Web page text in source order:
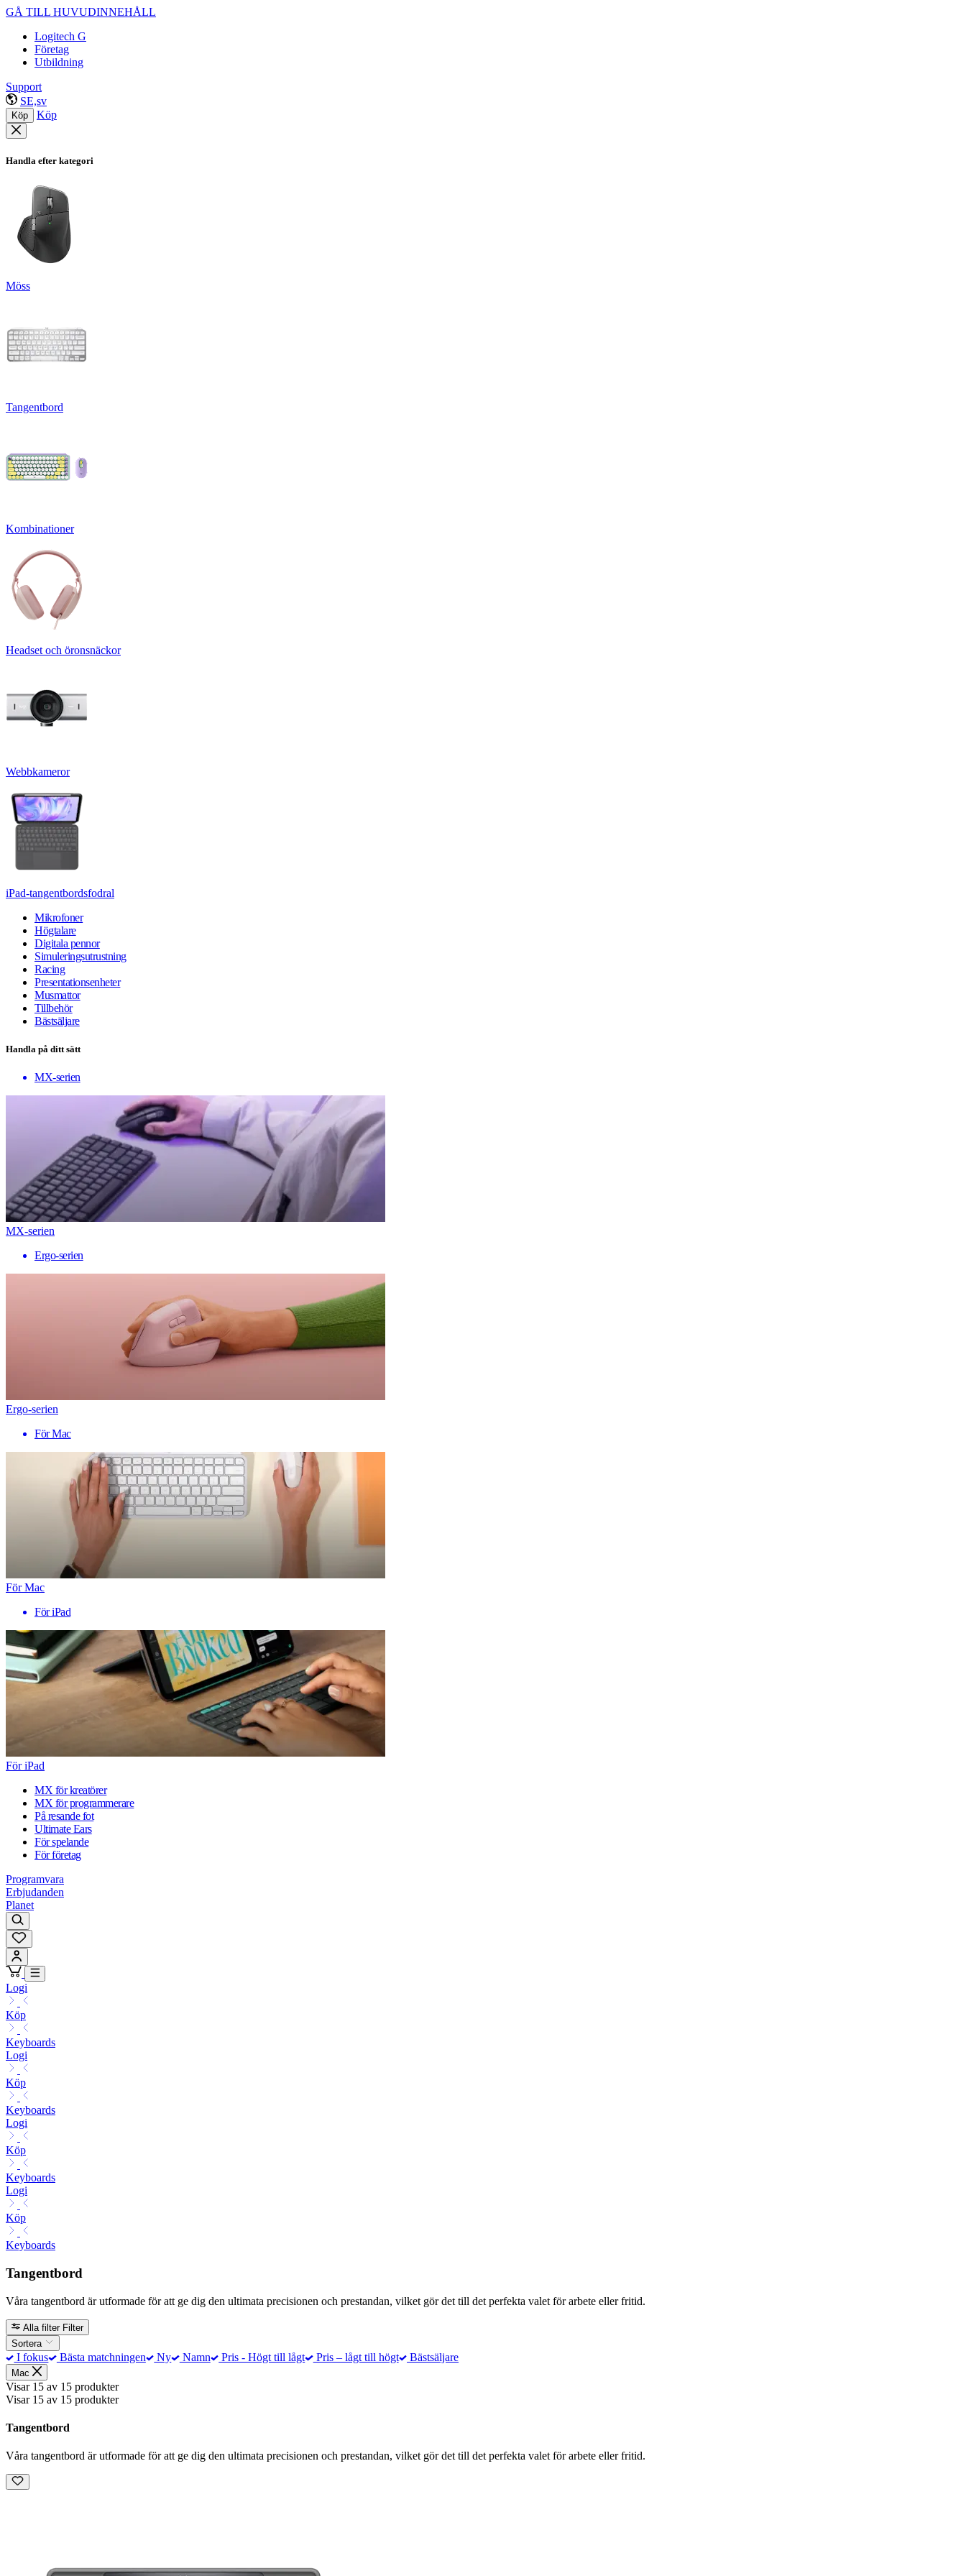
GÅ TILL HUVUDINNEHÅLL
Logitech G
Företag
Utbildning
Support
SE,sv
Köp Köp
Handla efter kategori
Möss
Tangentbord
Kombinationer
Headset och öronsnäckor
Webbkameror
iPad-tangentbordsfodral
Mikrofoner
Högtalare
Digitala pennor
Simuleringsutrustning
Racing
Presentationsenheter
Musmattor
Tillbehör
Bästsäljare
Handla på ditt sätt
MX-serien
MX-serien
Ergo-serien
Ergo-serien
För Mac
För Mac
För iPad
För iPad
MX för kreatörer
MX för programmerare
På resande fot
Ultimate Ears
För spelande
För företag
Programvara
Erbjudanden
Planet
Logi
Köp
Keyboards
Logi
Köp
Keyboards
Logi
Köp
Keyboards
Logi
Köp
Keyboards
Tangentbord
Våra tangentbord är utformade för att ge dig den ultimata precisionen och prestandan, vilket gör det till det perfekta valet för arbete eller fritid.
Alla filter Filter
Sortera
I fokus Bästa matchningen Ny Namn Pris - Högt till lågt Pris – lågt till högt Bästsäljare
Mac
Visar 15 av 15 produkter
Visar 15 av 15 produkter
Tangentbord
Våra tangentbord är utformade för att ge dig den ultimata precisionen och prestandan, vilket gör det till det perfekta valet för arbete eller fritid.